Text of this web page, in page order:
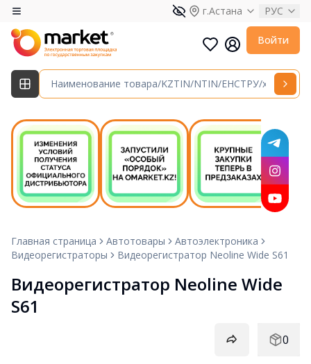
г.Астана РУС
Войти
Главная страница Автотовары
Автоэлектроника
Видеорегистраторы
Видеорегистратор Neoline Wide S61
Видеорегистратор Neoline Wide
S61
0